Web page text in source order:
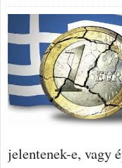
jelentenek-e, vagy